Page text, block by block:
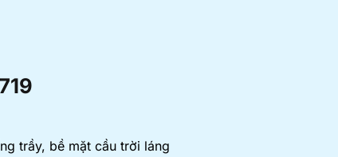
trầy, bề mặt cầu trời láng